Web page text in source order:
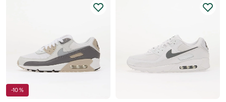
-10 %